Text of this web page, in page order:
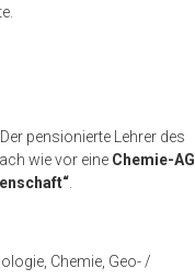
pensionierte Lehrer des
wie vor eine Chemie-AG
.
Chemie, Geo- /